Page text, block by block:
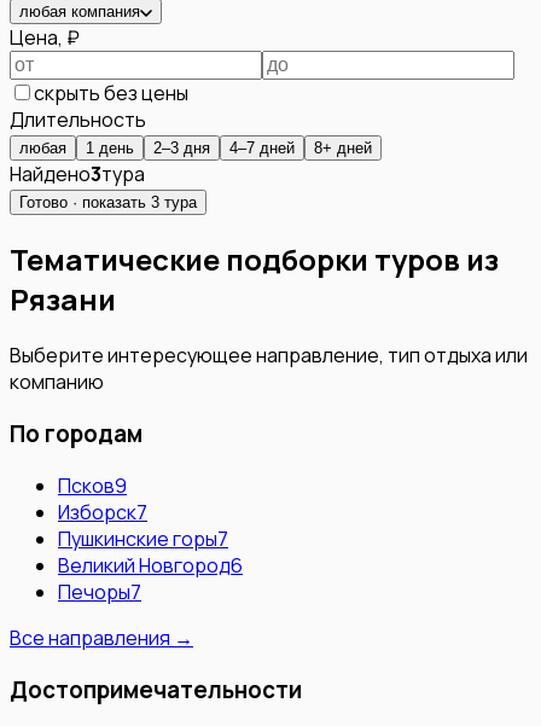
любая компания
Цена, ₽
скрыть без цены
Длительность
любая 1 день 2–3 дня 4–7 дней 8+ дней
Найдено3тура
Готово · показать 3 тура
Тематические подборки туров из
Рязани
Выберите интересующее направление, тип отдыха или
компанию
По городам
Псков9
Изборск7
Пушкинские горы7
Великий Новгород6
Печоры7
Все направления →
Достопримечательности